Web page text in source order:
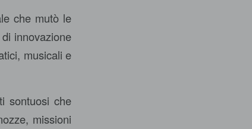
che mutò le
innovazione
musicali e
sontuosi che
missioni